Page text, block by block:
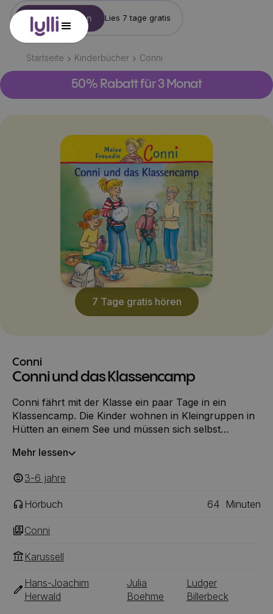
Konto erstellen Lies 7 tage gratis
Startseite Kinderbücher Conni
50% Rabatt für 3 Monat
7 Tage gratis hören
Conni
Conni und das Klassencamp
Conni fährt mit der Klasse ein paar Tage in ein
Klassencamp. Die Kinder wohnen in Kleingruppen in
Hütten an einem See und müssen sich selbst
Lieblingslehrerin nicht dabei. Jetzt müssen sich alle
benimmt sich ganz schön seltsam, findet nicht nur
Mehr lessen
3-6 ‎‎ jahre
Hörbuch 64 Minuten
Conni
Karussell
Hans-Joachim
Herwald
Julia
Boehme
Ludger
Billerbeck